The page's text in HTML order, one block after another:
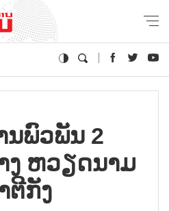
ພົວພັນ 2
ງ ຫວຽດນາມ
ຕີກັງ